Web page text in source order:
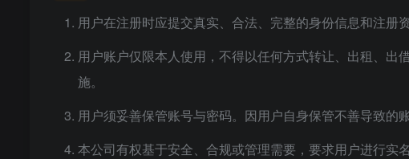
用户在注册时应提交真实、合法、完整的身份信息和注册
用户账户仅限本人使用，不得以任何方式转让、出租、
施。
用户须妥善保管账号与密码。因用户自身保管不善导致的
本公司有权基于安全、合规或管理需要，要求用户进行实名